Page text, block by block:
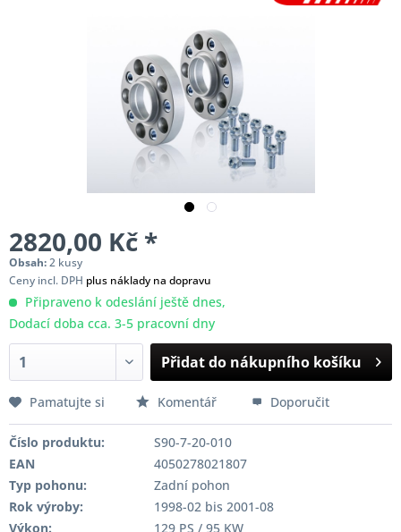
2820,00 Kč *
Obsah:2 kusy
Ceny incl. DPH plus náklady na dopravu
Připraveno k odeslání ještě dnes,
Dodací doba cca. 3-5 pracovní dny
Přidat do nákupního košíku
Pamatujte si Komentář Doporučit
Číslo produktu:
S90-7-20-010
EAN
4050278021807
Typ pohonu:
Zadní pohon
Rok výroby:
1998-02 bis 2001-08
Výkon:
129 PS / 95 KW